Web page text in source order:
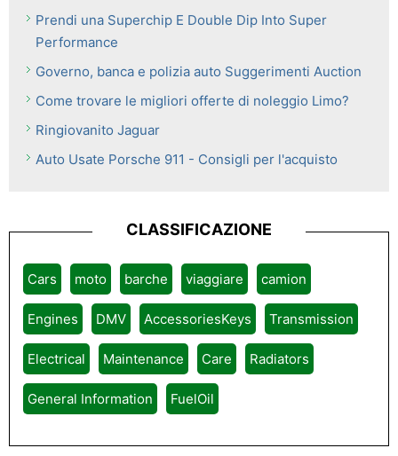
Prendi una Superchip E Double Dip Into Super
Performance
Governo, banca e polizia auto Suggerimenti Auction
Come trovare le migliori offerte di noleggio Limo?
Ringiovanito Jaguar
Auto Usate Porsche 911 - Consigli per l'acquisto
CLASSIFICAZIONE
Cars moto barche viaggiare camion
Engines DMV AccessoriesKeys Transmission
Electrical Maintenance Care Radiators
General Information FuelOil